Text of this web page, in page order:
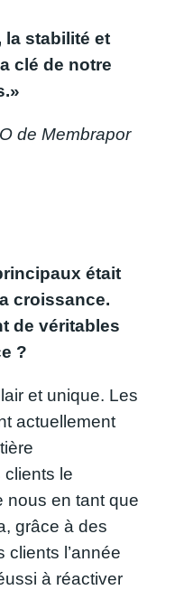
la stabilité et
clé de notre
de Membrapor
était
croissance.
de véritables
?
et unique. Les
actuellement
clients le
nous en tant que
grâce à des
l’année
à réactiver